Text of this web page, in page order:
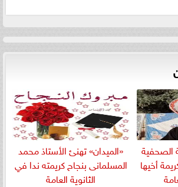
الصحفية
أخيها
«الميدان» تهنئ الأستاذ محمد
المسلمانى بنجاح كريمته ندا في
الثانوية العامة